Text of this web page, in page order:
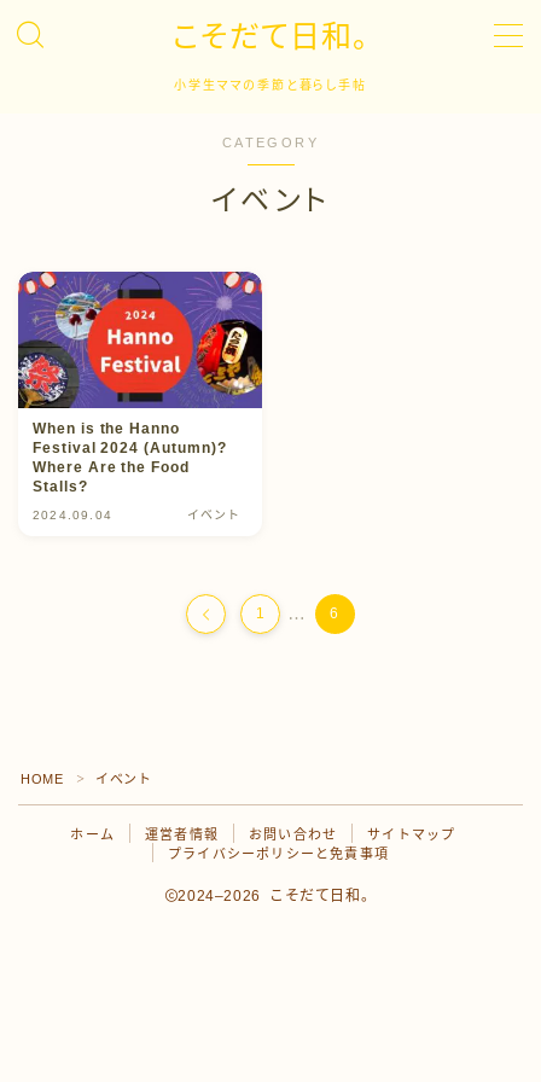
こそだて日和。
小学生ママの季節と暮らし手帖
英語学習
ドラマ
イベント
CATEGORY
イベント
When is the Hanno
Festival 2024 (Autumn)?
Where Are the Food
Stalls?
2024.09.04 イベント
1 … 6
HOME ＞ イベント
ホーム 運営者情報 お問い合わせ
サイトマップ
プライバシーポリシーと免責事項
2024–2026 こそだて日和。